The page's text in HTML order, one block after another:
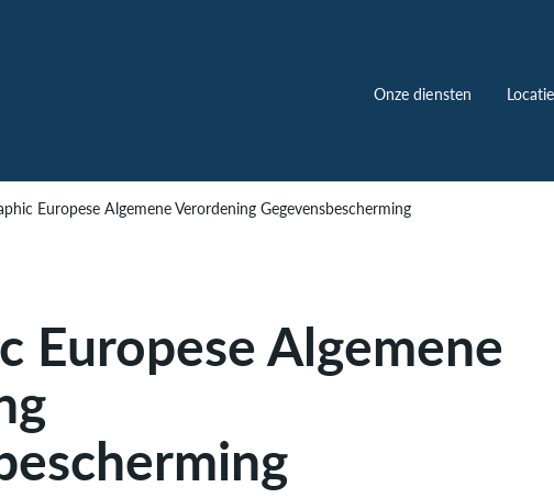
Onze diensten
Europese Algemene Verordening Gegevensbescherming
Europese Algemene